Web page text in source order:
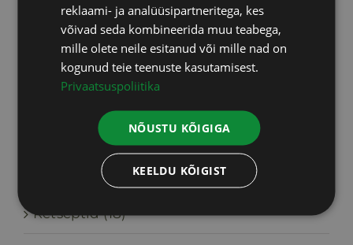
Search
Kogemuslood (109)
Keha ja tervis (253)
Retseptid (18)
reklaami- ja analüüsipartneritega, kes
võivad seda kombineerida muu teabega,
mille olete neile esitanud või mille nad on
kogunud teie teenuste kasutamisest.
Privaatsuspoliitika
NÕUSTU KÕIGIGA
KEELDU KÕIGIST